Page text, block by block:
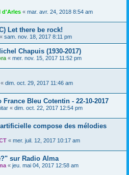
d'Arles « mar. avr. 24, 2018 8:54 am
Let there be rock!
« sam. nov. 18, 2017 8:11 pm
Chapuis (1930-2017)
« mer. nov. 15, 2017 11:52 pm
dim. oct. 29, 2017 11:46 am
Bleu Cotentin - 22-10-2017
« dim. oct. 22, 2017 12:54 pm
compose des mélodies
« mer. juil. 12, 2017 10:17 am
sur Radio Alma
« jeu. mai 04, 2017 12:58 am